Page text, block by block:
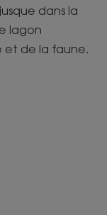
dans la
lagon
et de la faune.